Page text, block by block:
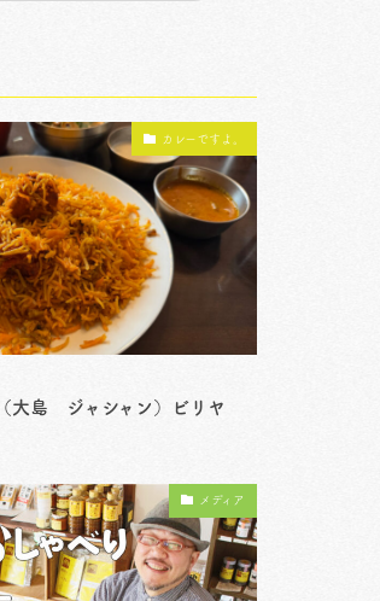
カレーですよ。
大島 ジャシャン）ビリヤ
メディア